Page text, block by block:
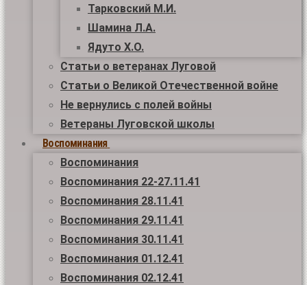
Тарковский М.И.
Шамина Л.А.
Ядуто Х.О.
Статьи о ветеранах Луговой
Статьи о Великой Отечественной войне
Не вернулись с полей войны
Ветераны Луговской школы
Воспоминания
Воспоминания
Воспоминания 22-27.11.41
Воспоминания 28.11.41
Воспоминания 29.11.41
Воспоминания 30.11.41
Воспоминания 01.12.41
Воспоминания 02.12.41